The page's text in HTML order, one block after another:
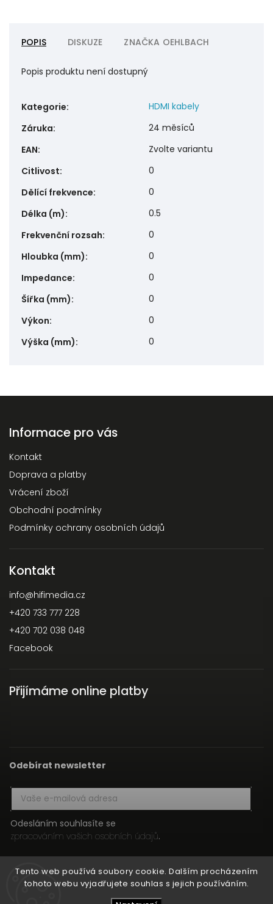
Tento web používá soubory cookie. Dalším procházením
tohoto webu vyjadřujete souhlas s jejich používáním.
POPIS DISKUZE ZNAČKA OEHLBACH
Popis produktu není dostupný
Kategorie:
HDMI kabely
Záruka:
24 měsíců
EAN:
Zvolte variantu
Citlivost:
0
Dělící frekvence:
0
Délka (m):
0.5
Frekvenční rozsah:
0
Hloubka (mm):
0
Impedance:
0
Šířka (mm):
0
Výkon:
0
Výška (mm): 0
Informace pro vás
Kontakt
Doprava a platby
Vrácení zboží
Obchodní podmínky
Podmínky ochrany osobních údajů
Kontakt
info@hifimedia.cz
+420 733 777 228
+420 702 038 048
Facebook
Přijímáme online platby
Odebírat newsletter
Odesláním souhlasíte se
zpracováním vašich osobních údajů.